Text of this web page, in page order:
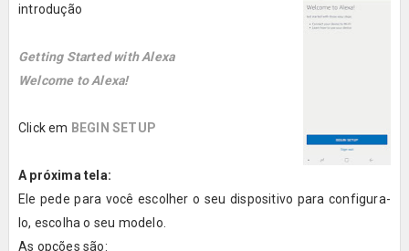
introdução
Getting Started with Alexa
Welcome to Alexa!
Click em BEGIN SETUP
A próxima tela:
Ele pede para você escolher o seu dispositivo para configura-
lo, escolha o seu modelo.
As opções são: